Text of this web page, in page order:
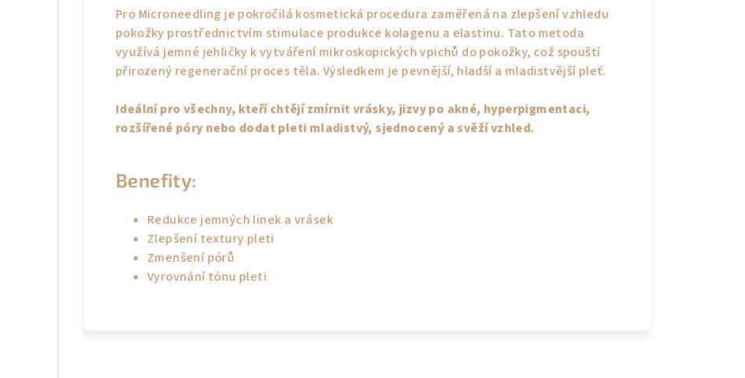
Pro Microneedling je pokročilá kosmetická procedura zaměřená na zlepšení vzhledu
pokožky prostřednictvím stimulace produkce kolagenu a elastinu. Tato metoda
využívá jemné jehličky k vytváření mikroskopických vpichů do pokožky, což spouští
přirozený regenerační proces těla. Výsledkem je pevnější, hladší a mladistvější pleť.
Ideální pro všechny, kteří chtějí zmírnit vrásky, jizvy po akné, hyperpigmentaci,
rozšířené póry nebo dodat pleti mladistvý, sjednocený a svěží vzhled.
Benefity:
Redukce jemných linek a vrásek
Zlepšení textury pleti
Zmenšení pórů
Vyrovnání tónu pleti